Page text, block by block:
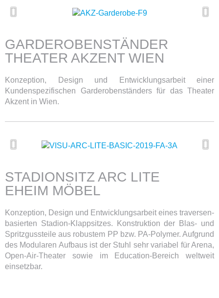
GARDEROBENSTÄNDER
THEATER AKZENT WIEN
Konzeption, Design und Entwicklungsarbeit einer
Kundenspezifischen Garderobenständers für das Theater
Akzent in Wien.
STADIONSITZ ARC LITE
EHEIM MÖBEL
Konzeption, Design und Entwicklungsarbeit eines traversen-
basierten Stadion-Klappsitzes. Konstruktion der Blas- und
Spritzgussteile aus robustem PP bzw. PA-Polymer. Aufgrund
des Modularen Aufbaus ist der Stuhl sehr variabel für Arena,
Open-Air-Theater sowie im Education-Bereich weltweit
einsetzbar.